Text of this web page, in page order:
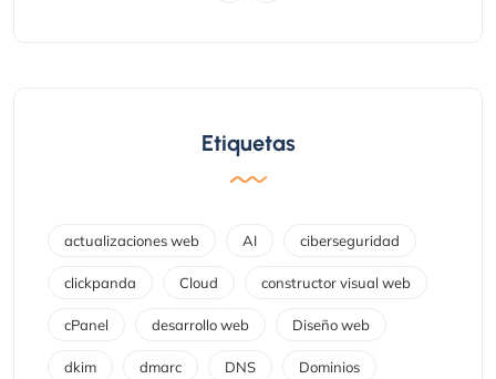
Etiquetas
actualizaciones web AI ciberseguridad
clickpanda Cloud constructor visual web
cPanel desarrollo web Diseño web
dkim dmarc DNS Dominios